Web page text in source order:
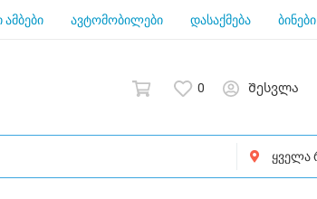
ავტომობილები დასაქმება ბინები
0 Შესვლა